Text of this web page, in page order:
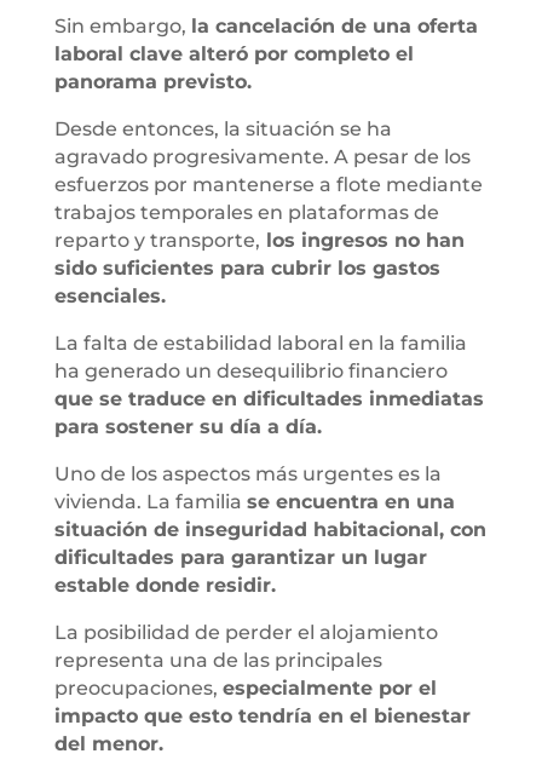
Sin embargo, la cancelación de una oferta
laboral clave alteró por completo el
panorama previsto.
Desde entonces, la situación se ha
agravado progresivamente. A pesar de los
esfuerzos por mantenerse a flote mediante
trabajos temporales en plataformas de
reparto y transporte, los ingresos no han
sido suficientes para cubrir los gastos
esenciales.
La falta de estabilidad laboral en la familia
ha generado un desequilibrio financiero
que se traduce en dificultades inmediatas
para sostener su día a día.
Uno de los aspectos más urgentes es la
vivienda. La familia se encuentra en una
situación de inseguridad habitacional, con
dificultades para garantizar un lugar
estable donde residir.
La posibilidad de perder el alojamiento
representa una de las principales
preocupaciones, especialmente por el
impacto que esto tendría en el bienestar
del menor.